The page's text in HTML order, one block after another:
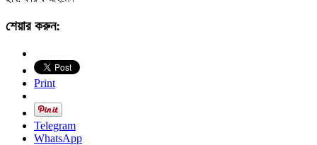
শেয়ার করুন:
Print
Telegram
WhatsApp